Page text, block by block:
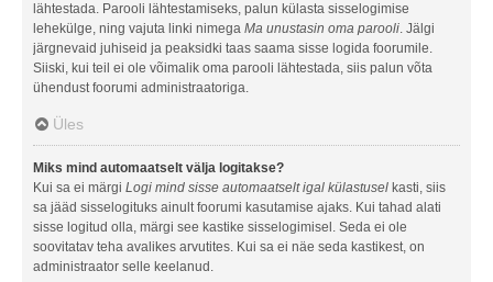
lähtestada. Parooli lähtestamiseks, palun külasta sisselogimise
lehekülge, ning vajuta linki nimega Ma unustasin oma parooli. Jälgi
järgnevaid juhiseid ja peaksidki taas saama sisse logida foorumile.
Siiski, kui teil ei ole võimalik oma parooli lähtestada, siis palun võta
ühendust foorumi administraatoriga.
Üles
Miks mind automaatselt välja logitakse?
Kui sa ei märgi Logi mind sisse automaatselt igal külastusel kasti, siis
sa jääd sisselogituks ainult foorumi kasutamise ajaks. Kui tahad alati
sisse logitud olla, märgi see kastike sisselogimisel. Seda ei ole
soovitatav teha avalikes arvutites. Kui sa ei näe seda kastikest, on
administraator selle keelanud.